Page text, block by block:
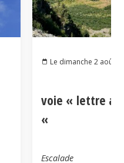
Le dimanche 2 août
voie « lettre
«
Escalade